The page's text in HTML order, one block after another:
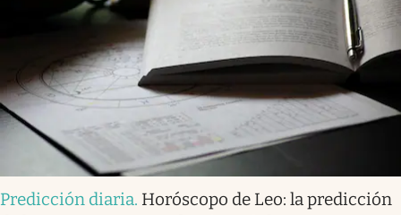
Predicción diaria. Horóscopo de Leo: la predicción